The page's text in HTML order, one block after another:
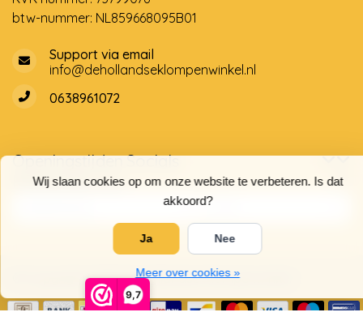
9,7
Wij slaan cookies op om onze website te verbeteren. Is dat
akkoord?
Ja Nee
Meer over cookies »
btw-nummer: NL859668095B01
Support via email
info@dehollandseklompenwinkel.nl
0638961072
OpeningstijdenSocials
Klantenservice
© Copyright 2026 De Hollandse Klompenwinkel